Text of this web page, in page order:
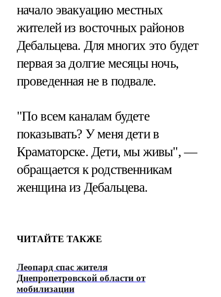
начало эвакуацию местных
жителей из восточных районов
Дебальцева. Для многих это будет
первая за долгие месяцы ночь,
проведенная не в подвале.
"По всем каналам будете
показывать? У меня дети в
Краматорске. Дети, мы живы", —
обращается к родственникам
женщина из Дебальцева.
ЧИТАЙТЕ ТАКЖЕ
Леопард спас жителя
Днепропетровской области от
мобилизации